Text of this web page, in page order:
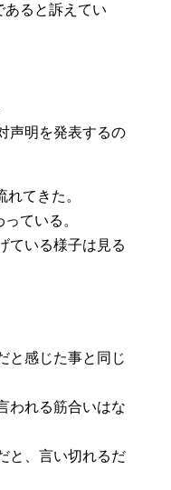
ると訴えてい
声明を発表するの
てきた。
ている。
ている様子は見る
と感じた事と同じ
われる筋合いはな
と、言い切れるだ